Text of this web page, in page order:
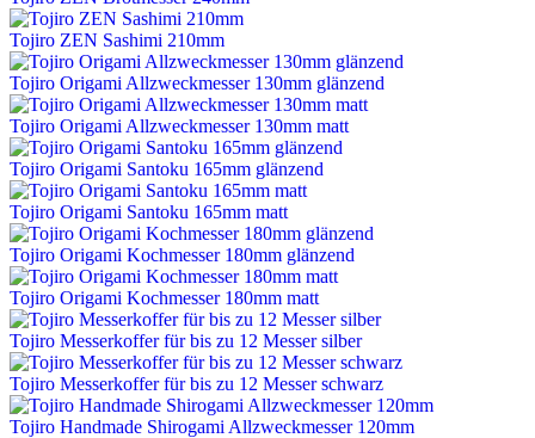
Tojiro ZEN Sashimi 210mm
Tojiro Origami Allzweckmesser 130mm glänzend
Tojiro Origami Allzweckmesser 130mm matt
Tojiro Origami Santoku 165mm glänzend
Tojiro Origami Santoku 165mm matt
Tojiro Origami Kochmesser 180mm glänzend
Tojiro Origami Kochmesser 180mm matt
Tojiro Messerkoffer für bis zu 12 Messer silber
Tojiro Messerkoffer für bis zu 12 Messer schwarz
Tojiro Handmade Shirogami Allzweckmesser 120mm